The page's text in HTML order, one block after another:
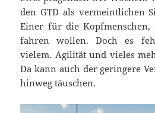
den GTD als vermeintlichen
Einer für die Kopfmenschen,
fahren wollen. Doch es
vielem. Agilität und vieles
Da kann auch der geringere
hinweg täuschen.